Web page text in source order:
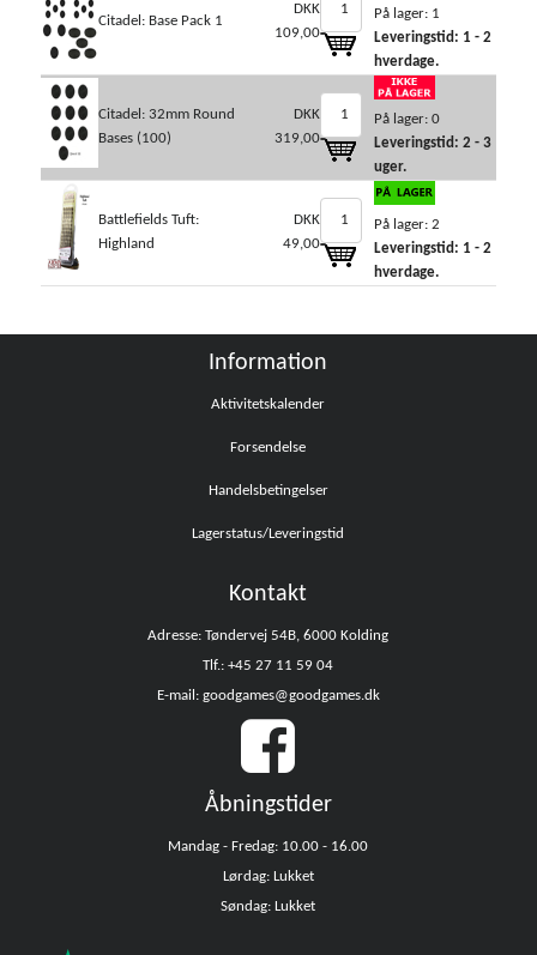
Citadel: Base Pack 1
DKK
109,00
På lager: 1
Leveringstid: 1 - 2
hverdage.
Citadel: 32mm Round
Bases (100)
DKK
319,00
På lager: 0
Leveringstid: 2 - 3
uger.
Battlefields Tuft:
Highland
DKK
49,00
På lager: 2
Leveringstid: 1 - 2
hverdage.
Information
Aktivitetskalender
Forsendelse
Handelsbetingelser
Lagerstatus/Leveringstid
Kontakt
Adresse: Tøndervej 54B, 6000 Kolding
Tlf.: +45 27 11 59 04
E-mail: goodgames@goodgames.dk
Åbningstider
Mandag - Fredag: 10.00 - 16.00
Lørdag: Lukket
Søndag: Lukket